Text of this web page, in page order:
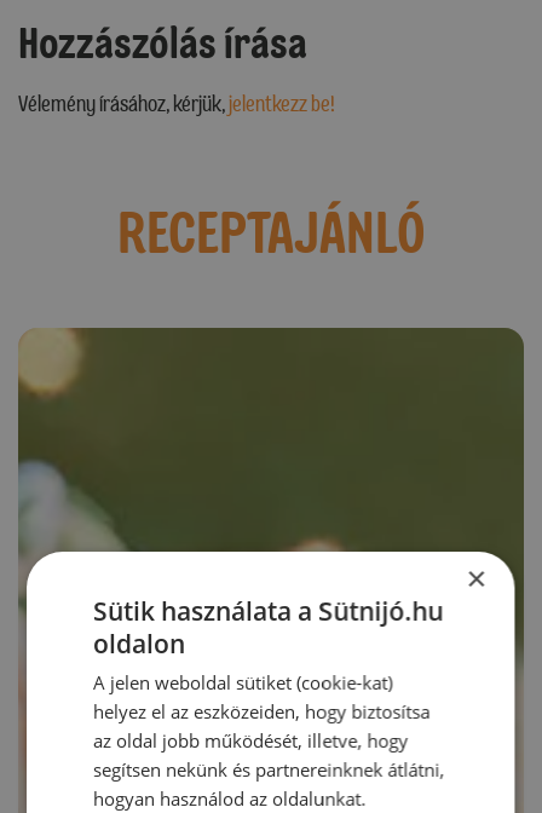
Hozzászólás írása
Vélemény írásához, kérjük,jelentkezz be!
RECEPTAJÁNLÓ
×
Sütik használata a Sütnijó.hu
oldalon
A jelen weboldal sütiket (cookie-kat)
helyez el az eszközeiden, hogy biztosítsa
az oldal jobb működését, illetve, hogy
segítsen nekünk és partnereinknek átlátni,
hogyan használod az oldalunkat.